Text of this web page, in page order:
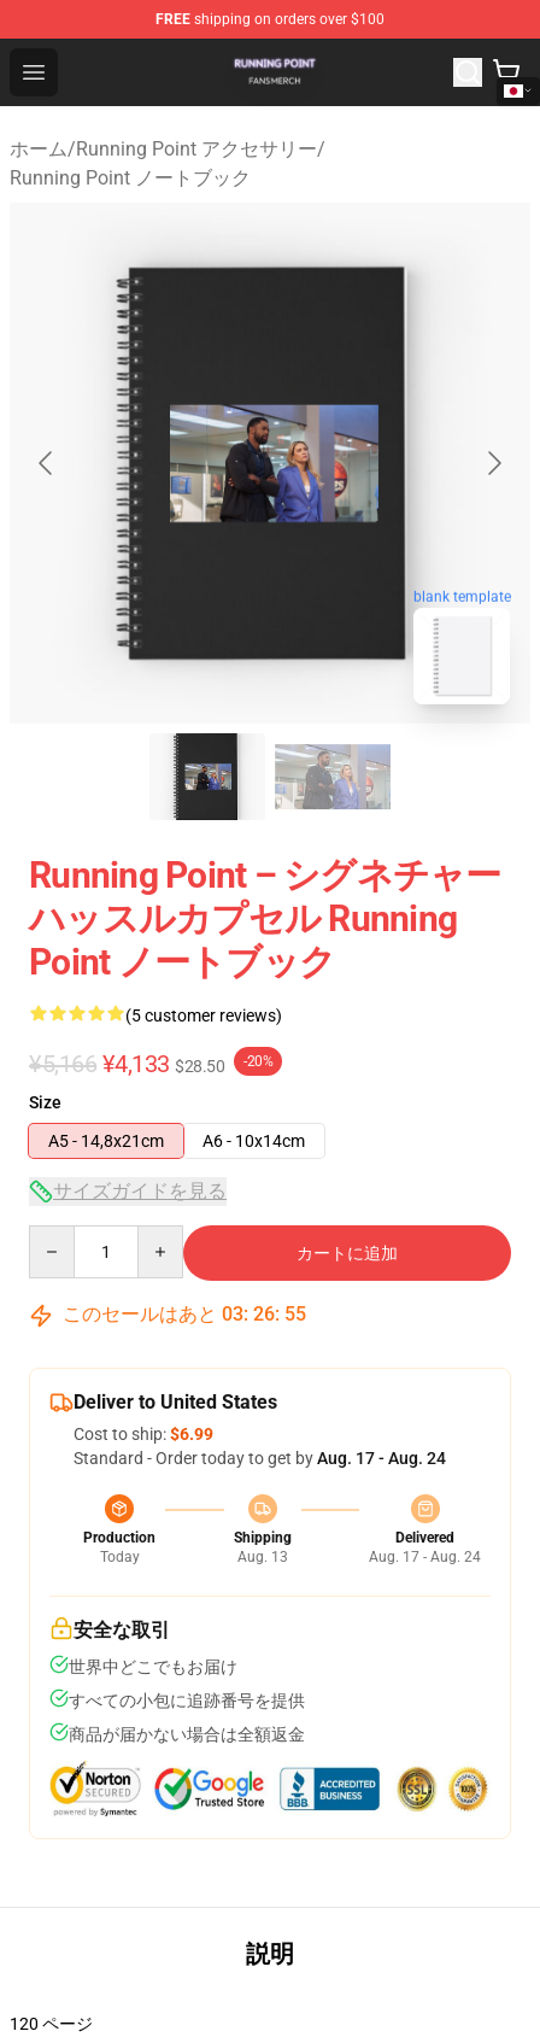
FREE shipping on orders over $100
Open menu
Running Point Shop - Official Running Point
ホーム/Running Point アクセサリー/
Running Point ノートブック
blank template
Running Point – シグネチャー
ハッスルカプセル Running
Point ノートブック
(5 customer reviews)
¥5,166 ¥4,133 $28.50 -20%
Size
A5 - 14,8x21cm
A6 - 10x14cm
サイズガイドを見る
カートに追加
このセールはあと 03: 26: 54
Deliver to United States
Cost to ship:$6.99
Standard - Order today to get byAug. 17 - Aug. 24
Production
Today
Shipping
Aug. 13
Delivered
Aug. 17 - Aug. 24
安全な取引
世界中どこでもお届け
すべての小包に追跡番号を提供
商品が届かない場合は全額返金
説明
120 ページ